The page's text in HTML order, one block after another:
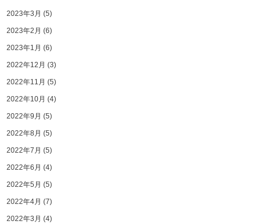
2023年3月 (5)
2023年2月 (6)
2023年1月 (6)
2022年12月 (3)
2022年11月 (5)
2022年10月 (4)
2022年9月 (5)
2022年8月 (5)
2022年7月 (5)
2022年6月 (4)
2022年5月 (5)
2022年4月 (7)
2022年3月 (4)